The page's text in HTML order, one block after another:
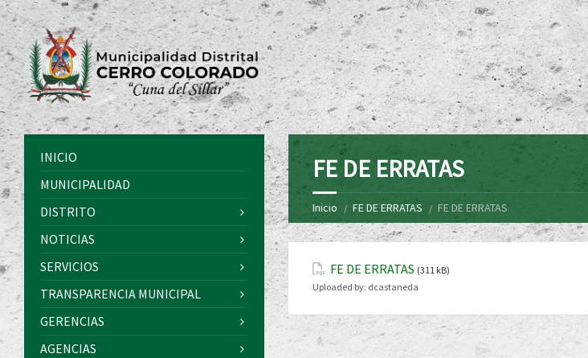
FE DE ERRATAS
Inicio FE DE ERRATAS FE DE ERRATAS
FE DE ERRATAS (311 kB)
Uploaded by: dcastaneda
INICIO
MUNICIPALIDAD
DISTRITO
NOTICIAS
SERVICIOS
TRANSPARENCIA MUNICIPAL
GERENCIAS
AGENCIAS